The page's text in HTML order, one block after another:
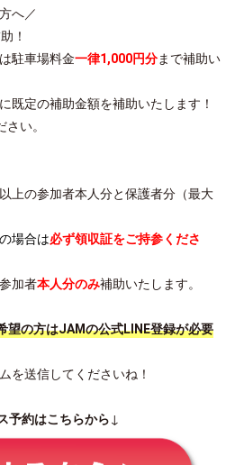
へ／
！
駐車場料金一律1,000円分まで補助い
既定の補助金額を補助いたします！
い。
上の参加者本人分と保護者分（最大
場合は必ず領収証をご持参くださ
加者本人分のみ補助いたします。
望の方はJAMの公式LINE登録が必要
を送信してくださいね！
予約はこちらから↓